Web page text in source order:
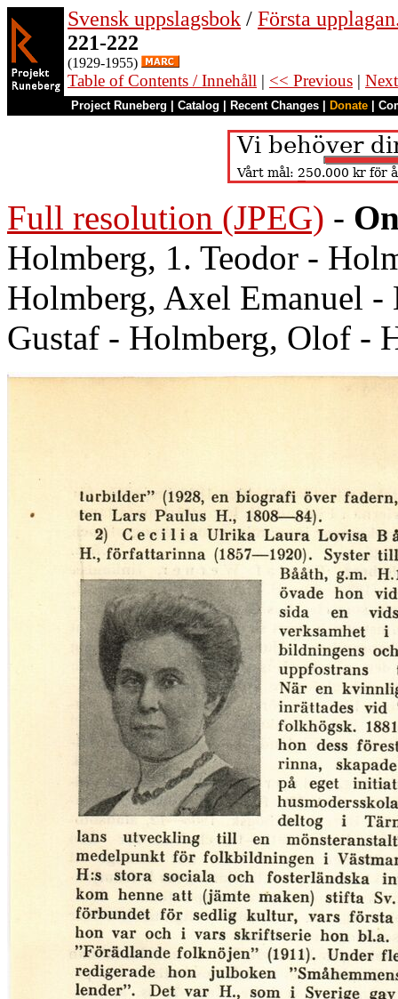
Svensk uppslagsbok / Första
221-222
(1929-1955)
Table of Contents / Innehåll | << Previous |
Project Runeberg Catalog Recent Changes Donate
Full resolution (JPEG) -
Holmberg, 1. Teodor -
Holmberg, Axel Emanuel
Gustaf - Holmberg, Olof -